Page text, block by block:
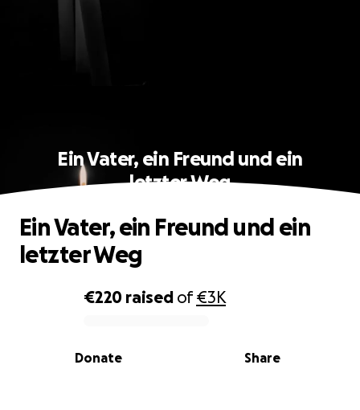
Ein Vater, ein Freund und ein
letzter Weg
0% complete
€220 raised of€3K
Share
Donate
Ein Vater, ein Freund und ein
letzter Weg